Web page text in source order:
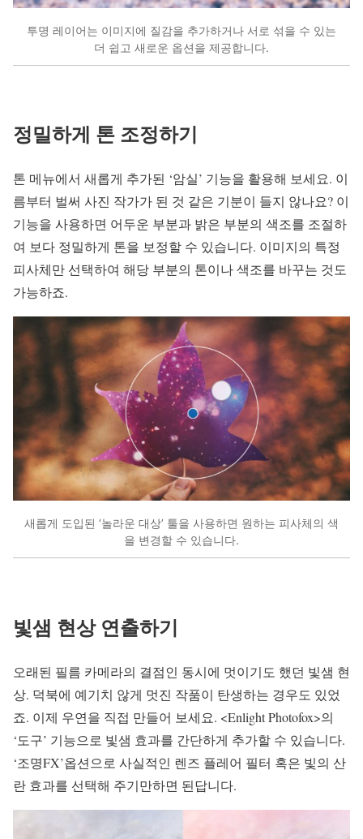
투명 레이어는 이미지에 질감을 추가하거나 서로 섞을 수 있는
더 쉽고 새로운 옵션을 제공합니다.
정밀하게 톤 조정하기
톤 메뉴에서 새롭게 추가된 ‘암실’ 기능을 활용해 보세요. 이
름부터 벌써 사진 작가가 된 것 같은 기분이 들지 않나요? 이
기능을 사용하면 어두운 부분과 밝은 부분의 색조를 조절하
여 보다 정밀하게 톤을 보정할 수 있습니다. 이미지의 특정
피사체만 선택하여 해당 부분의 톤이나 색조를 바꾸는 것도
가능하죠.
새롭게 도입된 ‘놀라운 대상’ 툴을 사용하면 원하는 피사체의 색
을 변경할 수 있습니다.
빛샘 현상 연출하기
오래된 필름 카메라의 결점인 동시에 멋이기도 했던 빛샘 현
상. 덕북에 예기치 않게 멋진 작품이 탄생하는 경우도 있었
죠. 이제 우연을 직접 만들어 보세요. <Enlight Photofox>의
‘도구’ 기능으로 빛샘 효과를 간단하게 추가할 수 있습니다.
‘조명FX’옵션으로 사실적인 렌즈 플레어 필터 혹은 빛의 산
란 효과를 선택해 주기만하면 된답니다.